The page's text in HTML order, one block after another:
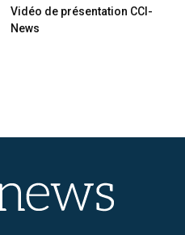
Vidéo de présentation CCI-
News